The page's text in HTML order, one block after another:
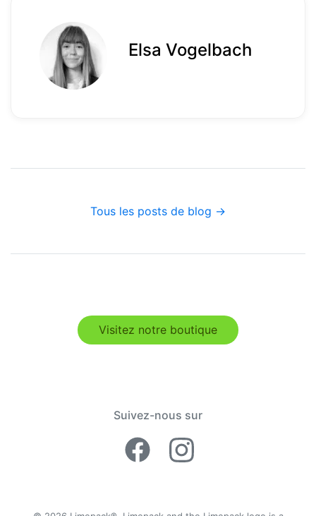
Elsa Vogelbach
Tous les posts de blog →
Visitez notre boutique
Suivez-nous sur
Facebook
Instagram